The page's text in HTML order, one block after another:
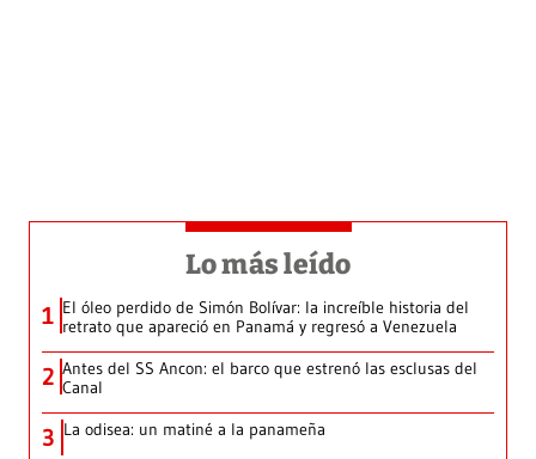
Lo más leído
1 El óleo perdido de Simón Bolívar: la increíble historia del
retrato que apareció en Panamá y regresó a Venezuela
2 Antes del SS Ancon: el barco que estrenó las esclusas del
Canal
3 La odisea: un matiné a la panameña